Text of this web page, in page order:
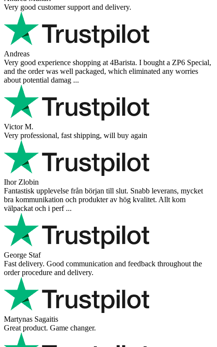
Very good customer support and delivery.
Andreas
Very good experience shopping at 4Barista. I bought a ZP6 Special,
and the order was well packaged, which eliminated any worries
about potential damag ...
Victor M.
Very professional, fast shipping, will buy again
Ihor Zlobin
Fantastisk upplevelse från början till slut. Snabb leverans, mycket
bra kommunikation och produkter av hög kvalitet. Allt kom
välpackat och i perf ...
George Staf
Fast delivery. Good communication and feedback throughout the
order procedure and delivery.
Martynas Sagaitis
Great product. Game changer.